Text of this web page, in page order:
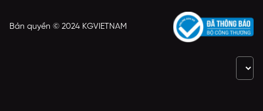
Bản quyền © 2024 KGVIETNAM